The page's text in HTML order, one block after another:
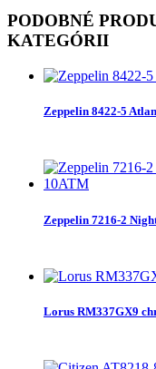
PODOBNÉ
KATEGÓRII
Zeppelin 8422-5
Zeppelin 7216-2
Lorus RM337GX9